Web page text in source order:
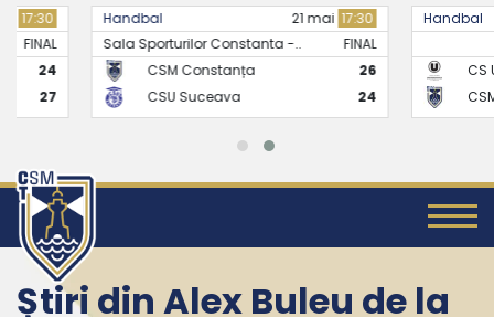
Handbal
17:30
Sala Sporturilor Constanta -..
FINAL
CSM Constanța
CSU Suceava
Handbal
CS
CSM
Știri din Alex Buleu de la